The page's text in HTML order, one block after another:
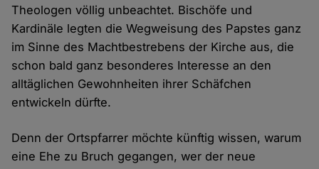
Theologen völlig unbeachtet. Bischöfe und
Kardinäle legten die Wegweisung des Papstes ganz
im Sinne des Machtbestrebens der Kirche aus, die
schon bald ganz besonderes Interesse an den
alltäglichen Gewohnheiten ihrer Schäfchen
entwickeln dürfte.
Denn der Ortspfarrer möchte künftig wissen, warum
eine Ehe zu Bruch gegangen, wer der neue